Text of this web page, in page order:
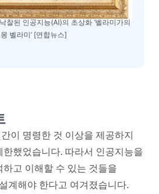
찰된 인공지능(AI)의 초상화 ‘벨라미가의
벨라미’ [연합뉴스]
이 명령한 것 이상을 제공하지
한했었습니다. 따라서 인공지능을
고 이해할 수 있는 것들을
계해야 한다고 여겨졌습니다.